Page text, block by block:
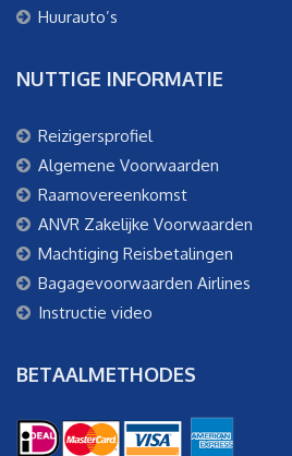
Huurauto’s
NUTTIGE INFORMATIE
Reizigersprofiel
Algemene Voorwaarden
Raamovereenkomst
ANVR Zakelijke Voorwaarden
Machtiging Reisbetalingen
Bagagevoorwaarden Airlines
Instructie video
BETAALMETHODES